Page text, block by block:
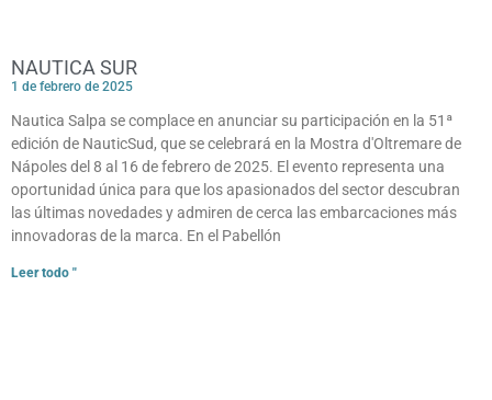
NAUTICA SUR
1 de febrero de 2025
Nautica Salpa se complace en anunciar su participación en la 51ª
edición de NauticSud, que se celebrará en la Mostra d'Oltremare de
Nápoles del 8 al 16 de febrero de 2025. El evento representa una
oportunidad única para que los apasionados del sector descubran
las últimas novedades y admiren de cerca las embarcaciones más
innovadoras de la marca. En el Pabellón
Leer todo "